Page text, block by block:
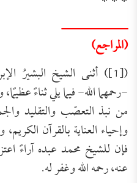
ــــــــــــــــــ
(المراجع)
([1]) أثنى الشيخ البشيرُ
-رحمهما الله- فيما يلي ثناءً
من نبذ التعصّب والتقليد
وإحياء العناية بالقرآن
فإن للشيخ محمد عبده آراءً
عنه، رحمه الله وغفر له.